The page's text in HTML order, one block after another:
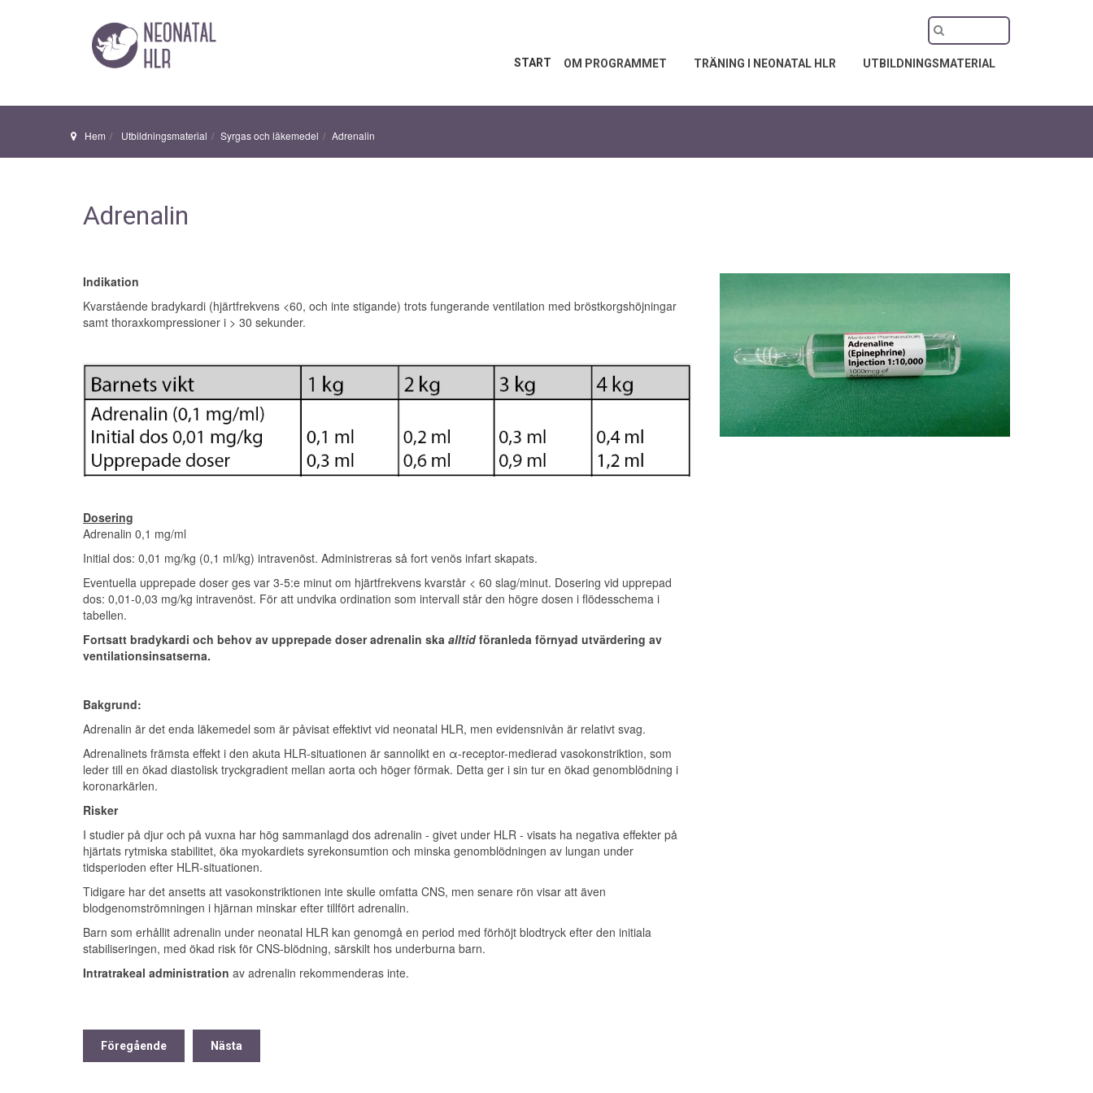
START OM PROGRAMMET TRÄNING I NEONATAL HLR UTBILDNINGSMATERIAL
Hem Utbildningsmaterial Syrgas och läkemedel Adrenalin
Adrenalin
Indikation
Kvarstående bradykardi (hjärtfrekvens <60, och inte stigande) trots fungerande ventilation med bröstkorgshöjningar
samt thoraxkompressioner i > 30 sekunder.
Dosering
Adrenalin 0,1 mg/ml
Initial dos: 0,01 mg/kg (0,1 ml/kg) intravenöst. Administreras så fort venös infart skapats.
Eventuella upprepade doser ges var 3-5:e minut om hjärtfrekvens kvarstår < 60 slag/minut. Dosering vid upprepad
dos: 0,01-0,03 mg/kg intravenöst. För att undvika ordination som intervall står den högre dosen i flödesschema i
tabellen.
Fortsatt bradykardi och behov av upprepade doser adrenalin ska alltidföranleda förnyad utvärdering av
ventilationsinsatserna.
Bakgrund:
Adrenalin är det enda läkemedel som är påvisat effektivt vid neonatal HLR, men evidensnivån är relativt svag.
Adrenalinets främsta effekt i den akuta HLR-situationen är sannolikt en α-receptor-medierad vasokonstriktion, som
leder till en ökad diastolisk tryckgradient mellan aorta och höger förmak. Detta ger i sin tur en ökad genomblödning i
koronarkärlen.
Risker
I studier på djur och på vuxna har hög sammanlagd dos adrenalin - givet under HLR - visats ha negativa effekter på
hjärtats rytmiska stabilitet, öka myokardiets syrekonsumtion och minska genomblödningen av lungan under
tidsperioden efter HLR-situationen.
Tidigare har det ansetts att vasokonstriktionen inte skulle omfatta CNS, men senare rön visar att även
blodgenomströmningen i hjärnan minskar efter tillfört adrenalin.
Barn som erhållit adrenalin under neonatal HLR kan genomgå en period med förhöjt blodtryck efter den initiala
stabiliseringen, med ökad risk för CNS-blödning, särskilt hos underburna barn.
Intratrakeal administration av adrenalin rekommenderas inte.
Föregående Nästa